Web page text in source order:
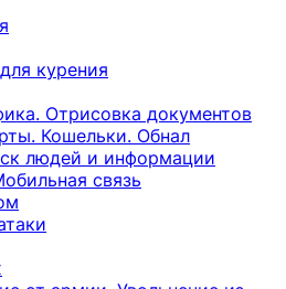
курения
Отрисовка документов
Кошельки. Обнал
людей и информации
связь